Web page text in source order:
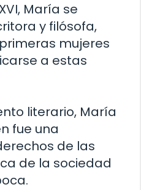
María se
y filósofa,
mujeres
a estas
literario, María
fue una
de las
de la sociedad